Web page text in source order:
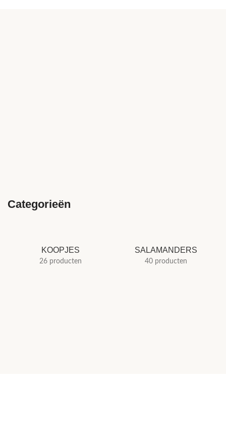
Categorieën
KOOPJES
26 producten
SALAMANDERS
40 producten